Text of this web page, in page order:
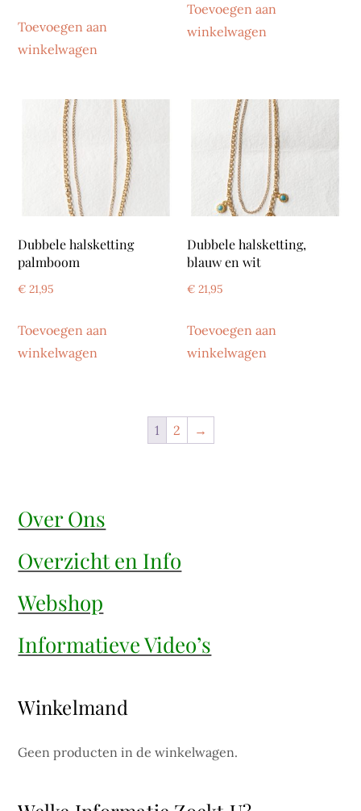
Toevoegen aan
winkelwagen
was:
€ 45,95.
is:
€ 39,95.
Toevoegen aan
winkelwagen
Dubbele halsketting
palmboom
€ 21,95
Toevoegen aan
winkelwagen
Dubbele halsketting,
blauw en wit
€ 21,95
Toevoegen aan
winkelwagen
1 2 →
Over Ons
Overzicht en Info
Webshop
Informatieve Video’s
Winkelmand
Geen producten in de winkelwagen.